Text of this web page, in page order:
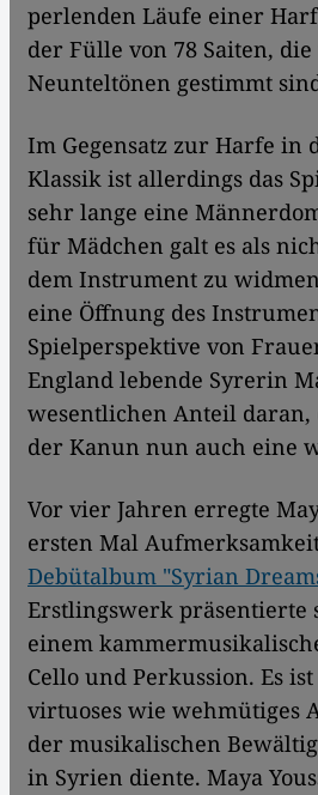
perlenden Läufe einer
der Fülle von 78 Saiten,
Neunteltönen gestimmt
Im Gegensatz zur Harfe in
Klassik ist allerdings das
sehr lange eine
für Mädchen galt es als
dem Instrument zu
eine Öffnung des
Spielperspektive von
England lebende Syrerin
wesentlichen Anteil daran,
der Kanun nun auch eine
Vor vier Jahren erregte
ersten Mal
Debütalbum "Syrian
Erstlingswerk präsentierte
einem
Cello und Perkussion. Es
virtuoses wie wehmütiges
der musikalischen
in Syrien diente. Maya